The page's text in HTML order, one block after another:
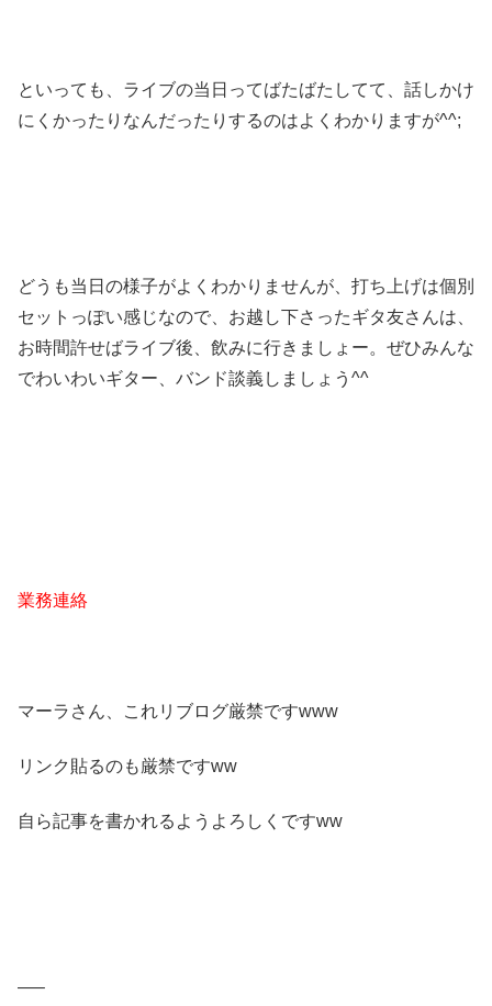
といっても、ライブの当日ってばたばたしてて、話しかけ
にくかったりなんだったりするのはよくわかりますが^^;
どうも当日の様子がよくわかりませんが、打ち上げは個別
セットっぽい感じなので、お越し下さったギタ友さんは、
お時間許せばライブ後、飲みに行きましょー。ぜひみんな
でわいわいギター、バンド談義しましょう^^
業務連絡
マーラさん、これリブログ厳禁ですwww
リンク貼るのも厳禁ですww
自ら記事を書かれるようよろしくですww
—–